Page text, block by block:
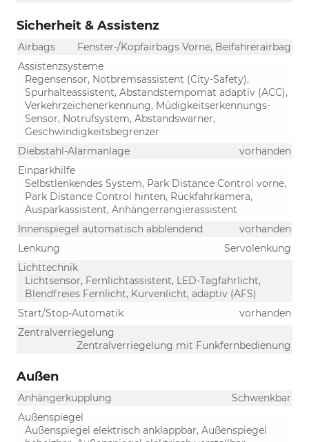
Sicherheit & Assistenz
Airbags
Fenster-/Kopfairbags Vorne, Beifahrerairbag
Assistenzsysteme
Regensensor, Notbremsassistent (City-Safety),
Spurhalteassistent, Abstandstempomat adaptiv (ACC),
Verkehrzeichenerkennung, Müdigkeitserkennungs-
Sensor, Notrufsystem, Abstandswarner,
Geschwindigkeitsbegrenzer
Diebstahl-Alarmanlage
vorhanden
Einparkhilfe
Selbstlenkendes System, Park Distance Control vorne,
Park Distance Control hinten, Rückfahrkamera,
Ausparkassistent, Anhängerrangierassistent
Innenspiegel automatisch abblendend
vorhanden
Lenkung
Servolenkung
Lichttechnik
Lichtsensor, Fernlichtassistent, LED-Tagfahrlicht,
Blendfreies Fernlicht, Kurvenlicht, adaptiv (AFS)
Start/Stop-Automatik
vorhanden
Zentralverriegelung
Zentralverriegelung mit Funkfernbedienung
Außen
Anhängerkupplung
Schwenkbar
Außenspiegel
Außenspiegel elektrisch anklappbar, Außenspiegel